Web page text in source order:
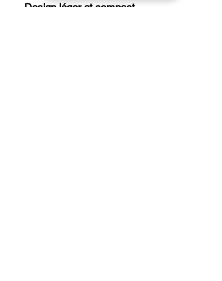
Design léger et compact.